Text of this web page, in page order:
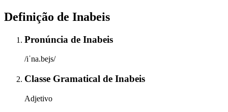
Definição de Inabeis
Pronúncia de Inabeis
/iˈna.bejs/
Classe Gramatical de Inabeis
Adjetivo